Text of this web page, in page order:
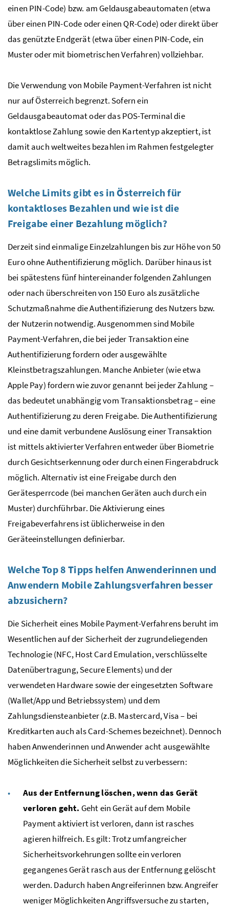
einen PIN-Code) bzw. am Geldausgabeautomaten (etwa
über einen PIN-Code oder einenQR-Code) oder direkt über
das genützte Endgerät (etwa über einen PIN-Code, ein
Muster oder mit biometrischen Verfahren) vollziehbar.
Die Verwendung von Mobile Payment-Verfahren ist nicht
nur auf Österreich begrenzt. Sofern ein
Geldausgabeautomat oder dasPOS-Terminal die
kontaktlose Zahlung sowie den Kartentyp akzeptiert, ist
damit auch weltweites bezahlen im Rahmen festgelegter
Betragslimits möglich.
Welche Limits gibt es in Österreich für
kontaktloses Bezahlen und wie ist die
Freigabe einer Bezahlung möglich?
Derzeit sind einmalige Einzelzahlungen bis zur Höhe von 50
Euro ohne Authentifizierung möglich. Darüber hinaus ist
bei spätestens fünf hintereinander folgenden Zahlungen
oder nach überschreiten von 150 Euro als zusätzliche
Schutzmaßnahme die Authentifizierung des Nutzers bzw.
der Nutzerin notwendig. Ausgenommen sind Mobile
Payment-Verfahren, die bei jeder Transaktion eine
Authentifizierung fordern oder ausgewählte
Kleinstbetragszahlungen. Manche Anbieter (wie etwa
Apple Pay) fordern wie zuvor genannt bei jeder Zahlung –
das bedeutet unabhängig vom Transaktionsbetrag – eine
Authentifizierung zu deren Freigabe. Die Authentifizierung
und eine damit verbundene Auslösung einer Transaktion
ist mittels aktivierter Verfahren entweder über Biometrie
durch Gesichtserkennung oder durch einen Fingerabdruck
möglich. Alternativ ist eine Freigabe durch den
Gerätesperrcode (bei manchen Geräten auch durch ein
Muster) durchführbar. Die Aktivierung eines
Freigabeverfahrens ist üblicherweise in den
Geräteeinstellungen definierbar.
Welche Top 8 Tipps helfen Anwenderinnen und
Anwendern Mobile Zahlungsverfahren besser
abzusichern?
Die Sicherheit eines Mobile Payment-Verfahrens beruht im
Wesentlichen auf der Sicherheit der zugrundeliegenden
Technologie (NFC,Host Card Emulation, verschlüsselte
Datenübertragung,Secure Elements) und der
verwendeten Hardware sowie der eingesetzten Software
(Wallet/App und Betriebssystem) und dem
Zahlungsdiensteanbieter (z.B. Mastercard, Visa – bei
Kreditkarten auch alsCard-Schemesbezeichnet). Dennoch
haben Anwenderinnen und Anwender acht ausgewählte
Möglichkeiten die Sicherheit selbst zu verbessern:
Aus der Entfernung löschen, wenn das Gerät
verloren geht. Geht ein Gerät auf dem Mobile
Payment aktiviert ist verloren, dann ist rasches
agieren hilfreich. Es gilt: Trotz umfangreicher
Sicherheitsvorkehrungen sollte ein verloren
gegangenes Gerät rasch aus der Entfernung gelöscht
werden. Dadurch haben Angreiferinnen bzw.Angreifer
weniger Möglichkeiten Angriffsversuche zu starten,